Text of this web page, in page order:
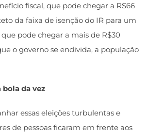
fiscal, que pode chegar a R$66
da faixa de isenção do IR para um
pode chegar a mais de R$30
o governo se endivida, a população
bola da vez
essas eleições turbulentas e
de pessoas ficaram em frente aos